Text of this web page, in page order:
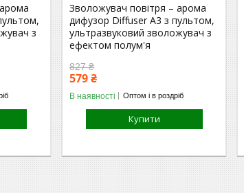
з
Зволожувач повітря – арома
дифузор Diffuser А3 з пультом,
ультразвуковий зволожувач з
ефектом полум'я
827 ₴
579 ₴
В наявності Оптом і в роздріб
Купити